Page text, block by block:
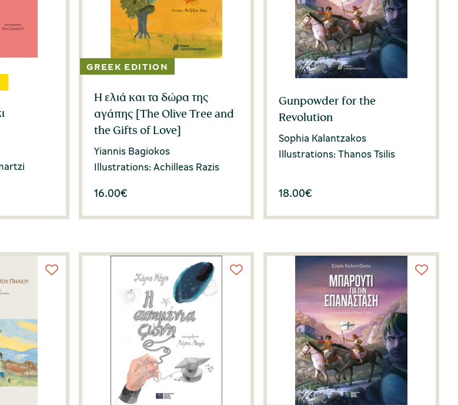
Η ελιά και τα δώρα της
αγάπης [Τhe Olive Tree and
the Gifts of Love]
Yiannis Bagiokos
Illustrations: Achilleas Razis
16.00€
Gunpowder for the
Revolution
Sophia Kalantzakos
Illustrations: Thanos Tsilis
18.00€